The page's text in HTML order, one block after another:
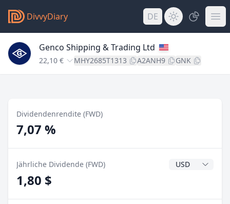
DivvyDiary DE
Genco Shipping & Trading Ltd
22,10 € MHY2685T1313 A2ANH9 GNK
Dividendenrendite (FWD)
7,07 %
Jährliche Dividende (FWD)
1,80 $